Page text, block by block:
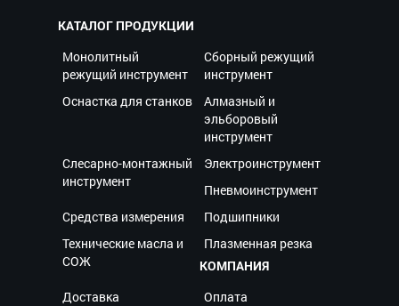
КАТАЛОГ ПРОДУКЦИИ
Монолитный
режущий инструмент
Сборный режущий
инструмент
Оснастка для станков
Алмазный и
эльборовый
инструмент
Слесарно-монтажный
инструмент
Электроинструмент
Пневмоинструмент
Средства измерения
Подшипники
Технические масла и
СОЖ
Плазменная резка
КОМПАНИЯ
Доставка
Оплата